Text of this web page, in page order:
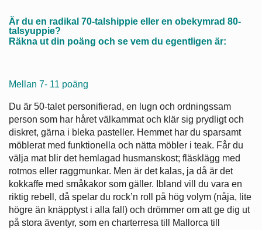
Är du en radikal 70-talshippie eller en obekymrad 80-
talsyuppie?
Räkna ut din poäng och se vem du egentligen är:
Mellan 7- 11 poäng
Du är 50-talet personifierad, en lugn och ordningssam
person som har håret välkammat och klär sig prydligt och
diskret, gärna i bleka pasteller. Hemmet har du sparsamt
möblerat med funktionella och nätta möbler i teak. Får du
välja mat blir det hemlagad husmanskost; fläsklägg med
rotmos eller raggmunkar. Men är det kalas, ja då är det
kokkaffe med småkakor som gäller. Ibland vill du vara en
riktig rebell, då spelar du rock’n roll på hög volym (nåja, lite
högre än knäpptyst i alla fall) och drömmer om att ge dig ut
på stora äventyr, som en charterresa till Mallorca till